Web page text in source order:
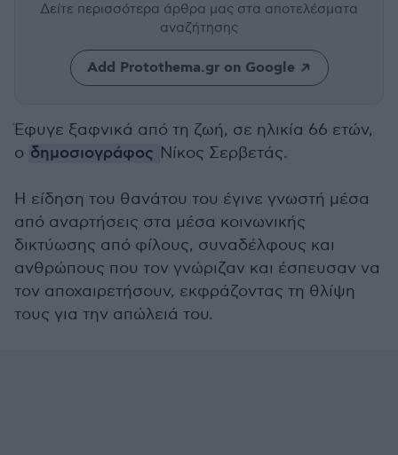
Δείτε περισσότερα άρθρα μας στα αποτελέσματα
αναζήτησης
Add Protothema.gr on Google
Έφυγε ξαφνικά από τη ζωή, σε ηλικία 66 ετών,
ο δημοσιογράφος Νίκος Σερβετάς.
Η είδηση του θανάτου του έγινε γνωστή μέσα
από αναρτήσεις στα μέσα κοινωνικής
δικτύωσης από φίλους, συναδέλφους και
ανθρώπους που τον γνώριζαν και έσπευσαν να
τον αποχαιρετήσουν, εκφράζοντας τη θλίψη
τους για την απώλειά του.